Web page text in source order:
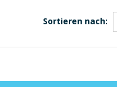
Sortieren nach: